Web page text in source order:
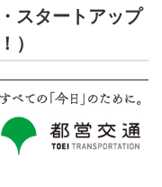
スタートアップ
）